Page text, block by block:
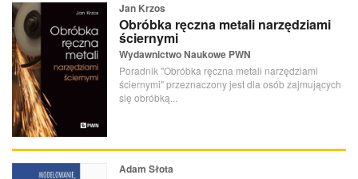
Jan Krzos
Obróbka ręczna metali narzędziami
ściernymi
Wydawnictwo Naukowe PWN
Poradnik "Obróbka ręczna metali narzędziami
ściernymi" przeznaczony jest dla osób zajmujących
się obróbką...
Adam Słota